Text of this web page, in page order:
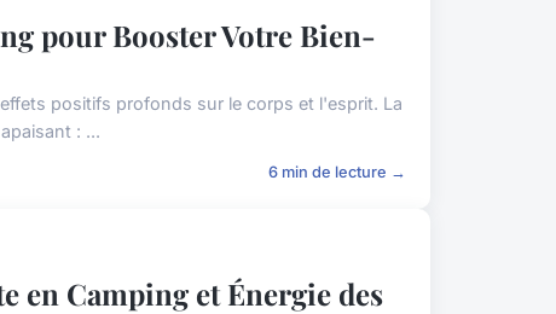
pour Booster Votre Bien-
positifs profonds sur le corps et l'esprit. La
: ...
6 min de lecture →
en Camping et Énergie des